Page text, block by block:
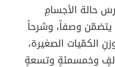
حالة الأجسامِ
وصفاً، وشرحاً
الكمّيات الصغيرة،
ألفٍ وخمسمئةٍ وتسعةٍ